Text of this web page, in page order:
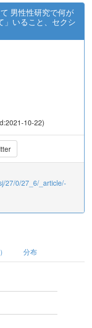
男性性研究で何が
いること、セクシ
10-22)
27/0/27_6/_article/-
分布